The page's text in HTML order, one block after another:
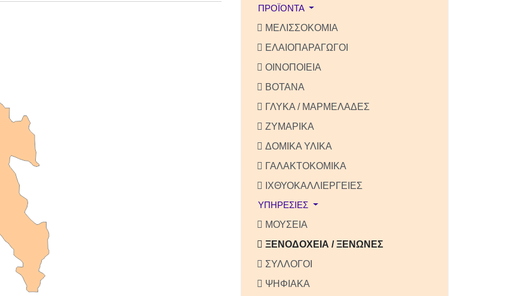
ΠΡΟΪΟΝΤΑ
ΜΕΛΙΣΣΟΚΟΜΙΑ
ΕΛΑΙΟΠΑΡΑΓΩΓΟΙ
ΟΙΝΟΠΟΙΕΙΑ
ΒΟΤΑΝΑ
ΓΛΥΚΑ / ΜΑΡΜΕΛΑΔΕΣ
ΖΥΜΑΡΙΚΑ
ΔΟΜΙΚΑ ΥΛΙΚΑ
ΓΑΛΑΚΤΟΚΟΜΙΚΑ
ΙΧΘΥΟΚΑΛΛΙΕΡΓΕΙΕΣ
ΥΠΗΡΕΣΙΕΣ
ΜΟΥΣΕΙΑ
ΞΕΝΟΔΟΧΕΙΑ / ΞΕΝΩΝΕΣ
ΣΥΛΛΟΓΟΙ
ΨΗΦΙΑΚΑ